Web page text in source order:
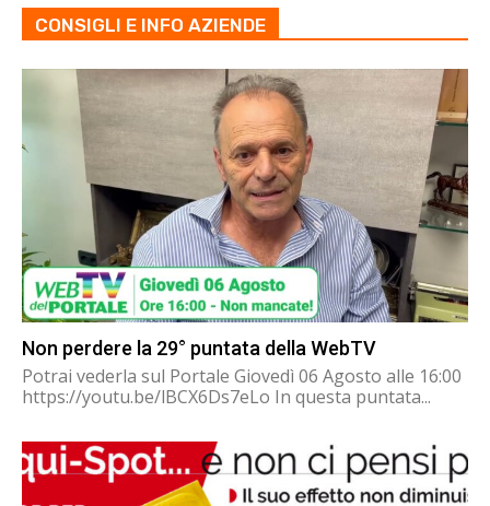
CONSIGLI E INFO AZIENDE
Non perdere la 29° puntata della WebTV
Potrai vederla sul Portale Giovedì 06 Agosto alle 16:00
https://youtu.be/lBCX6Ds7eLo In questa puntata...